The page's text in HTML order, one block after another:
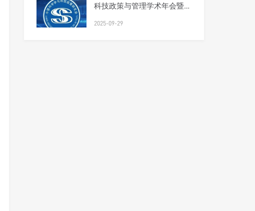
科技政策与管理学术年会暨研
2025-09-29